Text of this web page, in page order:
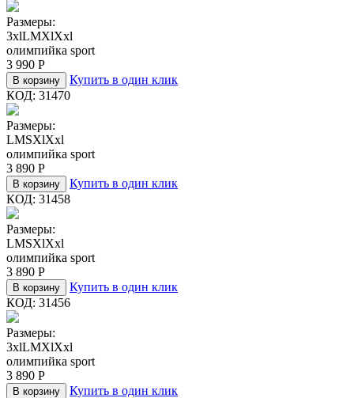
Размеры:
3xlLMXlXxl
олимпийка sport
3 990 Р
В корзину
Купить в один клик
КОД: 31470
Размеры:
LMSXlXxl
олимпийка sport
3 890 Р
В корзину
Купить в один клик
КОД: 31458
Размеры:
LMSXlXxl
олимпийка sport
3 890 Р
В корзину
Купить в один клик
КОД: 31456
Размеры:
3xlLMXlXxl
олимпийка sport
3 890 Р
В корзину
Купить в один клик